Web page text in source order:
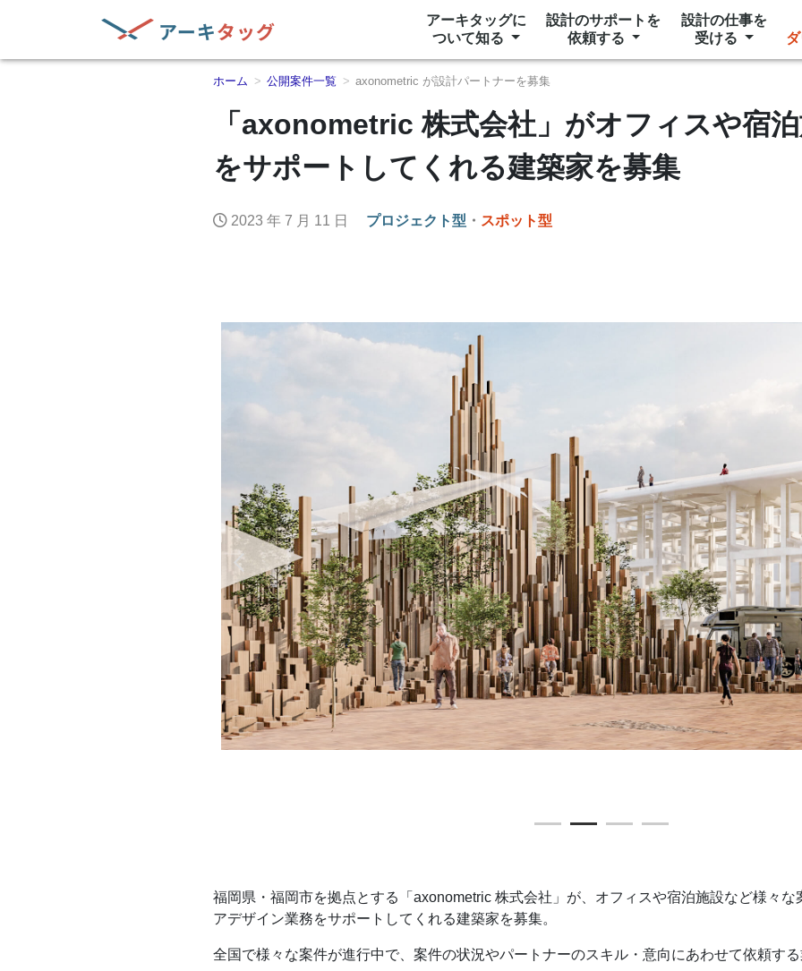
アーキタッグに
ついて知る
設計のサポートを
依頼する
設計の仕事を
受ける
ホーム 公開案件一覧 axonometric が設計パートナーを募集
「axonometric 株式会社」がオフィスや宿
をサポートしてくれる建築家を募集
2023 年 7 月 11 日 プロジェクト型 ・ スポット型
福岡県・福岡市を拠点とする「axonometric 株式会社」が、オフィスや宿泊施設など様々
アデザイン業務をサポートしてくれる建築家を募集。
全国で様々な案件が進行中で、案件の状況やパートナーのスキル・意向にあわせて依頼す